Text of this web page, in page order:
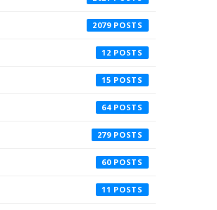
2079
12
15
64
279
60
11